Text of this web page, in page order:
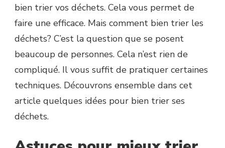
bien trier vos déchets. Cela vous permet de
faire une efficace. Mais comment bien trier les
déchets? C’est la question que se posent
beaucoup de personnes. Cela n’est rien de
compliqué. Il vous suffit de pratiquer certaines
techniques. Découvrons ensemble dans cet
article quelques idées pour bien trier ses
déchets.